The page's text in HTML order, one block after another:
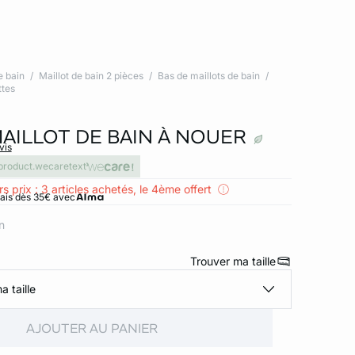
bain Maillot de bain 2 pièces
Bas de maillots de bain
DE BAIN À NOUER
prix : 3 articles achetés, le 4ème offert
dès 35€ avec
Trouver ma taille
taille
AJOUTER AU PANIER